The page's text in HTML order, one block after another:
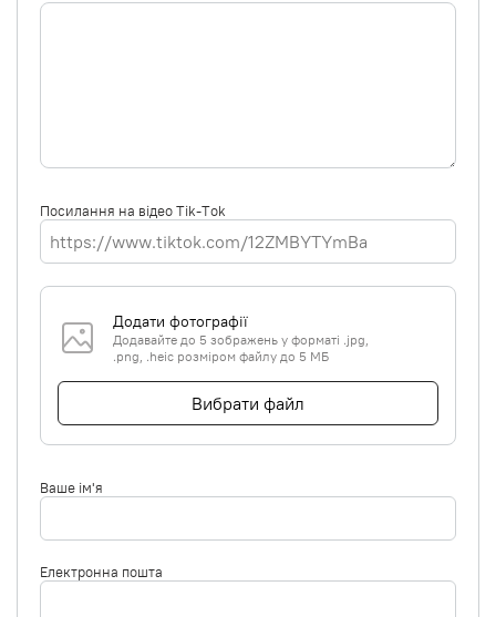
Посилання на відео Tik-Tok
Додати фотографії
Додавайте до 5 зображень у форматі .jpg,
.png, .heic розміром файлу до 5 МБ
Вибрати файл
Ваше ім'я
Електронна пошта